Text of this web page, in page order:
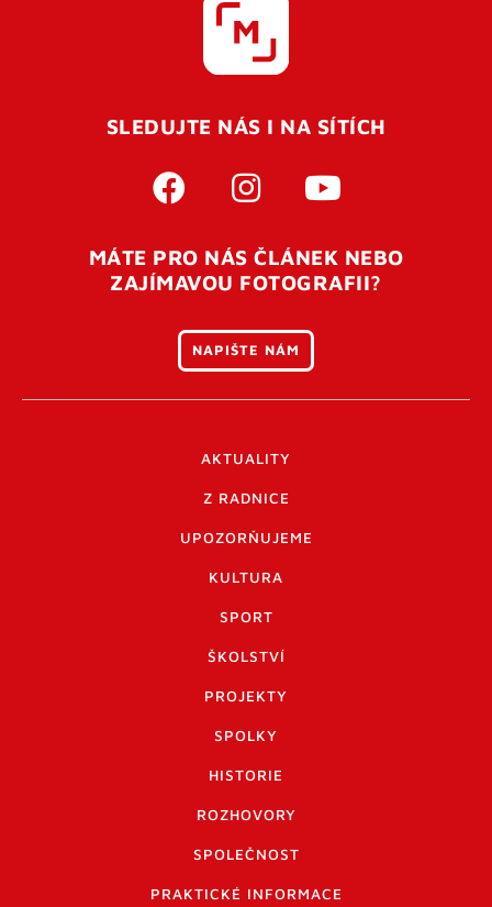
SLEDUJTE NÁS I NA SÍTÍCH
MÁTE PRO NÁS ČLÁNEK NEBO
ZAJÍMAVOU FOTOGRAFII?
NAPIŠTE NÁM
AKTUALITY
Z RADNICE
UPOZORŇUJEME
KULTURA
SPORT
ŠKOLSTVÍ
PROJEKTY
SPOLKY
HISTORIE
ROZHOVORY
SPOLEČNOST
PRAKTICKÉ INFORMACE